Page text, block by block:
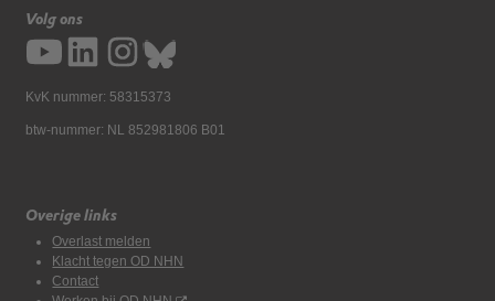
Volg ons
KvK nummer: 58315373
btw-nummer: NL 852981806 B01
Overige links
Overlast melden
Klacht tegen OD NHN
Contact